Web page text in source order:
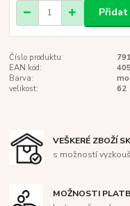
Číslo produktu:
EAN kód:
Barva:
velikost:
62
VEŠKERÉ ZBOŽÍ
s možností
MOŽNOSTI